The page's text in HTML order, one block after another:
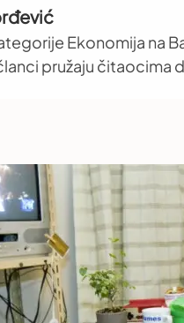
Ekonomija na
pružaju čitaocima